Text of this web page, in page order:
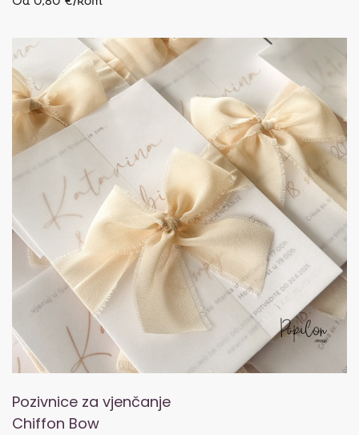
Pozivnice za vjenčanje
Chiffon Bow